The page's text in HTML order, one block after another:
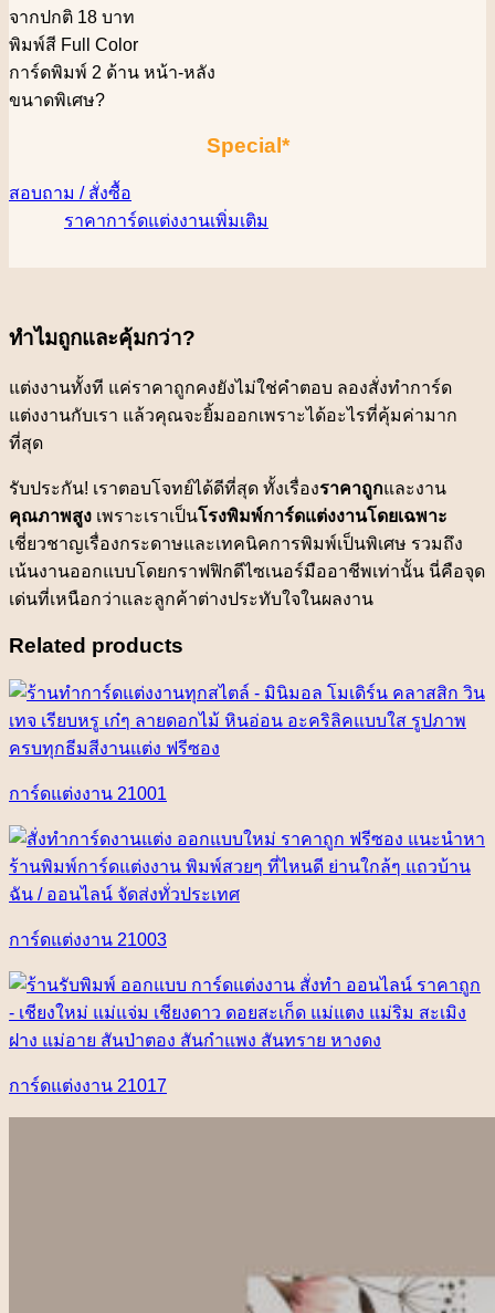
จากปกติ 18 บาท
พิมพ์สี Full Color
การ์ดพิมพ์ 2 ด้าน หน้า-หลัง
ขนาดพิเศษ?
Special*
สอบถาม / สั่งซื้อ
ราคาการ์ดแต่งงานเพิ่มเติม
ทำไมถูกและคุ้มกว่า?
แต่งงานทั้งที แค่ราคาถูกคงยังไม่ใช่คำตอบ ลองสั่งทำการ์ด
แต่งงานกับเรา แล้วคุณจะยิ้มออกเพราะได้อะไรที่คุ้มค่ามาก
ที่สุด
รับประกัน! เราตอบโจทย์ได้ดีที่สุด ทั้งเรื่องราคาถูกและงาน
คุณภาพสูง เพราะเราเป็นโรงพิมพ์การ์ดแต่งงานโดยเฉพาะ
เชี่ยวชาญเรื่องกระดาษและเทคนิคการพิมพ์เป็นพิเศษ รวมถึง
เน้นงานออกแบบโดยกราฟฟิกดีไซเนอร์มืออาชีพเท่านั้น นี่คือจุด
เด่นที่เหนือกว่าและลูกค้าต่างประทับใจในผลงาน
Related products
การ์ดแต่งงาน 21001
การ์ดแต่งงาน 21003
การ์ดแต่งงาน 21017